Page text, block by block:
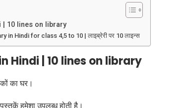
| 10 lines on library
in Hindi for class 4,5 to 10 | लाइब्रेरी पर 10 लाइन्स
Hindi | 10 lines on library
का घर।
हमेशा उपलब्ध होती है।